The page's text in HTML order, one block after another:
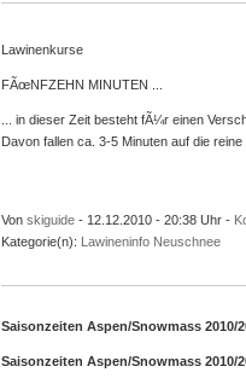
Lawinenkurse
FÃœNFZEHN MINUTEN ...
... in dieser Zeit besteht fÃ¼r einen
Davon fallen ca. 3-5 Minuten auf die
Von skiguide- 12.12.2010 - 20:38 Uhr -
Kategorie(n): Lawineninfo Neuschnee
Saisonzeiten Aspen/Snowmass 2010/
Saisonzeiten Aspen/Snowmass 2010/